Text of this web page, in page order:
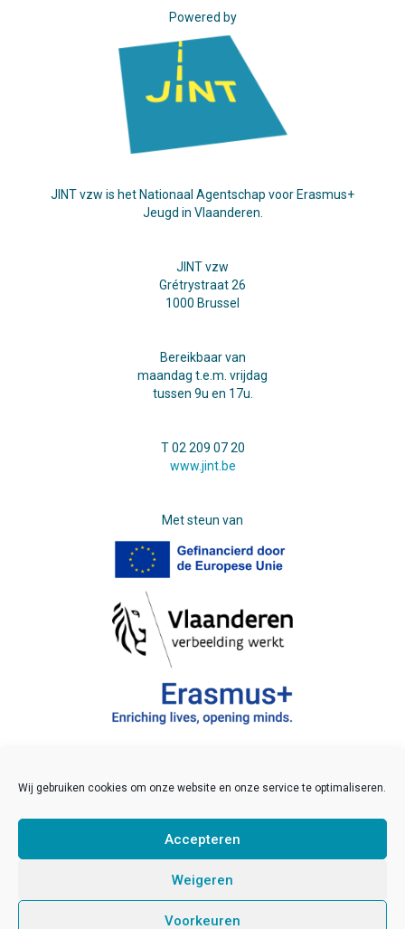
Wij gebruiken cookies om onze website en onze service te optimaliseren.
Accepteren
Weigeren
Voorkeuren
Powered by
JINT vzw is het Nationaal Agentschap voor Erasmus+
Jeugd in Vlaanderen.
JINT vzw
Grétrystraat 26
1000 Brussel
Bereikbaar van
maandag t.e.m. vrijdag
tussen 9u en 17u.
T 02 209 07 20
www.jint.be
Met steun van
©2021 JINT vzw
Veelgestelde vragen
Disclaimer
Links
Sitemap